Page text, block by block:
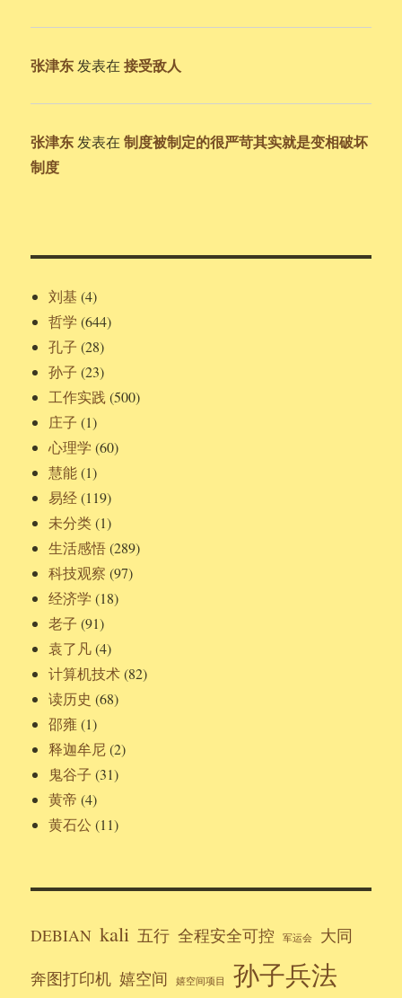
张津东 发表在接受敌人
张津东 发表在制度被制定的很严苛其实就是变相破坏
制度
刘基 (4)
哲学 (644)
孔子 (28)
孙子 (23)
工作实践 (500)
庄子 (1)
心理学 (60)
慧能(1)
易经(119)
未分类(1)
生活感悟(289)
科技观察 (97)
经济学 (18)
老子 (91)
袁了凡(4)
计算机技术(82)
读历史 (68)
邵雍 (1)
释迦牟尼(2)
鬼谷子 (31)
黄帝 (4)
黄石公 (11)
DEBIAN kali 五行 全程安全可控 军运会
大同
奔图打印机 嬉空间 嬉空间项目 孙子兵法